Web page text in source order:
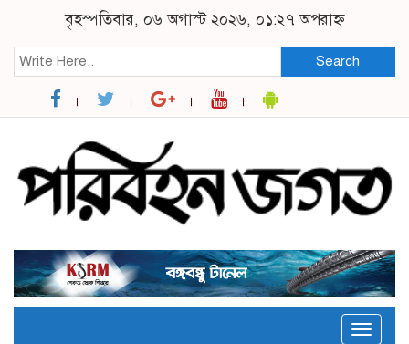
বৃহস্পতিবার, ০৬ অগাস্ট ২০২৬, ০১:২৭ অপরাহ্ন
Search
Toggle